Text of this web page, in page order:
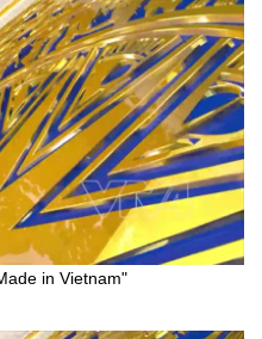
in Vietnam"